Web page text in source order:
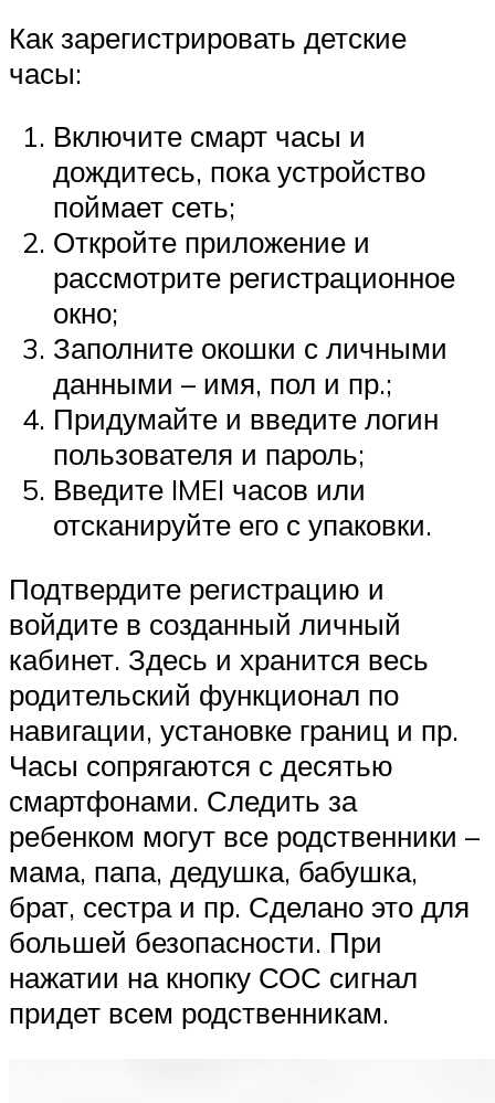
Как зарегистрировать детские
часы:
Включите смарт часы и
дождитесь, пока устройство
поймает сеть;
Откройте приложение и
рассмотрите регистрационное
окно;
Заполните окошки с личными
данными – имя, пол и пр.;
Придумайте и введите логин
пользователя и пароль;
Введите IMEI часов или
отсканируйте его с упаковки.
Подтвердите регистрацию и
войдите в созданный личный
кабинет. Здесь и хранится весь
родительский функционал по
навигации, установке границ и пр.
Часы сопрягаются с десятью
смартфонами. Следить за
ребенком могут все родственники –
мама, папа, дедушка, бабушка,
брат, сестра и пр. Сделано это для
большей безопасности. При
нажатии на кнопку СОС сигнал
придет всем родственникам.